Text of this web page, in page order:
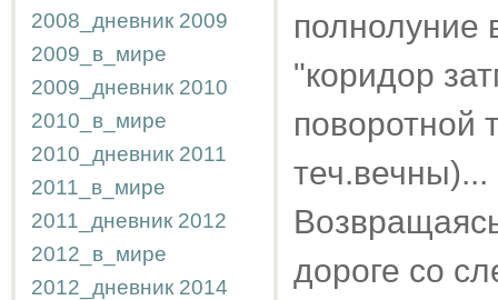
2008_дневник 2009
2009_в_мире
2009_дневник 2010
2010_в_мире
2010_дневник 2011
2011_в_мире
2011_дневник 2012
2012_в_мире
2012_дневник 2014
полнолуние
"коридор
поворотной
теч.вечны)...
дороге со